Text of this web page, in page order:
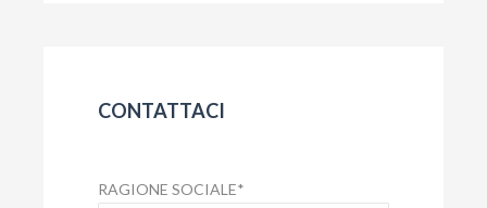
CONTATTACI
RAGIONE SOCIALE*